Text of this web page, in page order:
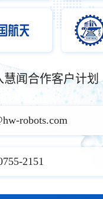
慧闻合作客户计划
robots.com
2151